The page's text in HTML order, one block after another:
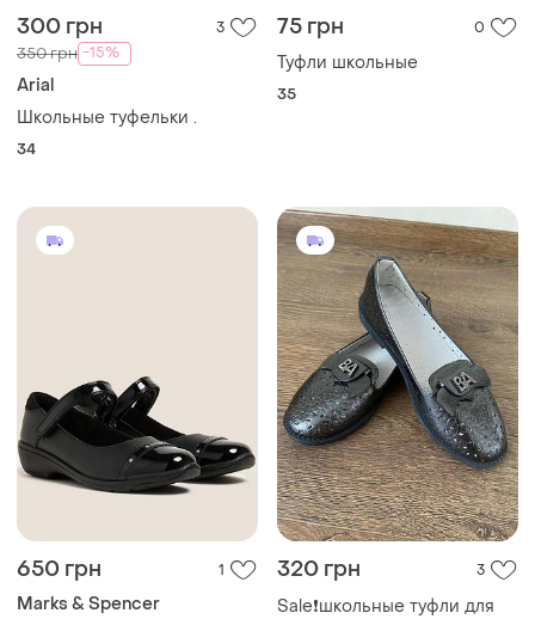
300 грн 3
350 грн -15%
Arial
Школьные туфельки .
34
75 грн 0
Туфли школьные
35
650 грн 1
Marks & Spencer
320 грн 3
Sale❗️школьные туфли для